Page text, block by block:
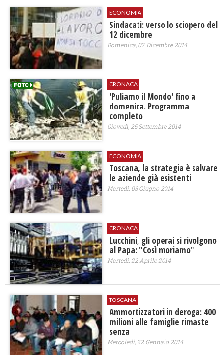
ECONOMIA
Sindacati: verso lo sciopero del
12 dicembre
Domenica, 07 Dicembre 2014
CRONACA
'Puliamo il Mondo' fino a
domenica. Programma
completo
Giovedì, 25 Settembre 2014
ECONOMIA
Toscana, la strategia è salvare
le aziende già esistenti
Martedì, 03 Giugno 2014
CRONACA
Lucchini, gli operai si rivolgono
al Papa: "Così moriamo"
Martedì, 22 Aprile 2014
TOSCANA
Ammortizzatori in deroga: 400
milioni alle famiglie rimaste
senza
Mercoledì, 22 Gennaio 2014